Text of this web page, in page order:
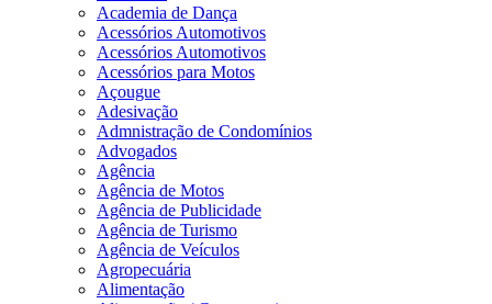
Academia de Dança
Acessórios Automotivos
Acessórios Automotivos
Acessórios para Motos
Açougue
Adesivação
Admnistração de Condomínios
Advogados
Agência
Agência de Motos
Agência de Publicidade
Agência de Turismo
Agência de Veículos
Agropecuária
Alimentação